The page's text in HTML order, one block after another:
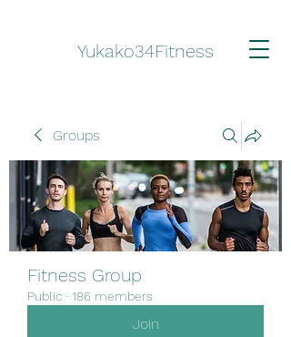
Yukako34Fitness
Groups
Fitness Group
Public · 186 members
Join